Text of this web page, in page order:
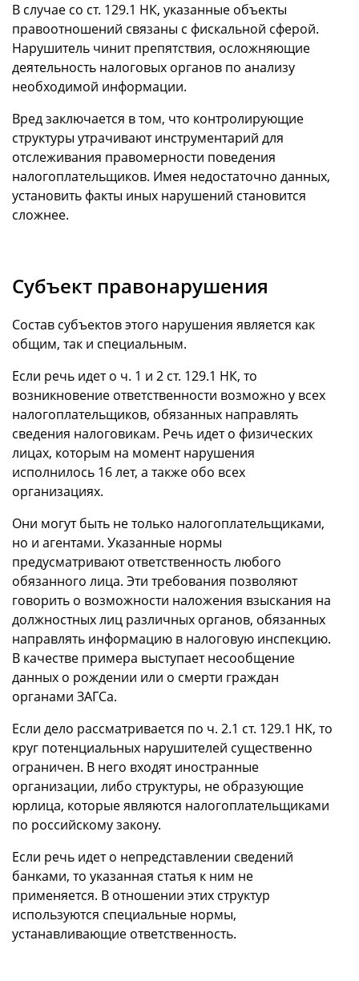
В случае со ст. 129.1 НК, указанные объекты
правоотношений связаны с фискальной сферой.
Нарушитель чинит препятствия, осложняющие
деятельность налоговых органов по анализу
необходимой информации.
Вред заключается в том, что контролирующие
структуры утрачивают инструментарий для
отслеживания правомерности поведения
налогоплательщиков. Имея недостаточно данных,
установить факты иных нарушений становится
сложнее.
Субъект правонарушения
Состав субъектов этого нарушения является как
общим, так и специальным.
Если речь идет о ч. 1 и 2 ст. 129.1 НК, то
возникновение ответственности возможно у всех
налогоплательщиков, обязанных направлять
сведения налоговикам. Речь идет о физических
лицах, которым на момент нарушения
исполнилось 16 лет, а также обо всех
организациях.
Они могут быть не только налогоплательщиками,
но и агентами. Указанные нормы
предусматривают ответственность любого
обязанного лица. Эти требования позволяют
говорить о возможности наложения взыскания на
должностных лиц различных органов, обязанных
направлять информацию в налоговую инспекцию.
В качестве примера выступает несообщение
данных о рождении или о смерти граждан
органами ЗАГСа.
Если дело рассматривается по ч. 2.1 ст. 129.1 НК, то
круг потенциальных нарушителей существенно
ограничен. В него входят иностранные
организации, либо структуры, не образующие
юрлица, которые являются налогоплательщиками
по российскому закону.
Если речь идет о непредставлении сведений
банками, то указанная статья к ним не
применяется. В отношении этих структур
используются специальные нормы,
устанавливающие ответственность.